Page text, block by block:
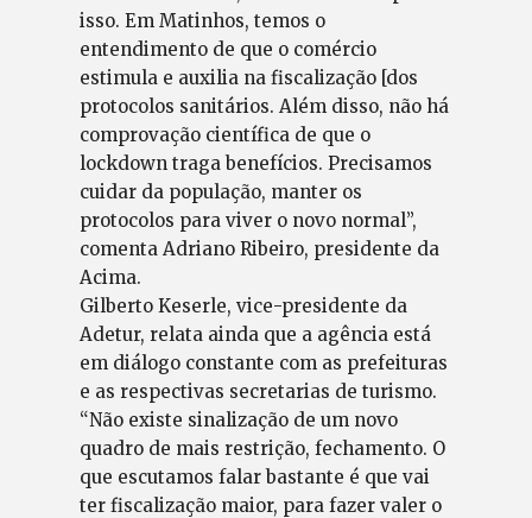
isso. Em Matinhos, temos o
entendimento de que o comércio
estimula e auxilia na fiscalização [dos
protocolos sanitários. Além disso, não há
comprovação científica de que o
lockdown traga benefícios. Precisamos
cuidar da população, manter os
protocolos para viver o novo normal”,
comenta Adriano Ribeiro, presidente da
Acima.
Gilberto Keserle, vice-presidente da
Adetur, relata ainda que a agência está
em diálogo constante com as prefeituras
e as respectivas secretarias de turismo.
“Não existe sinalização de um novo
quadro de mais restrição, fechamento. O
que escutamos falar bastante é que vai
ter fiscalização maior, para fazer valer o